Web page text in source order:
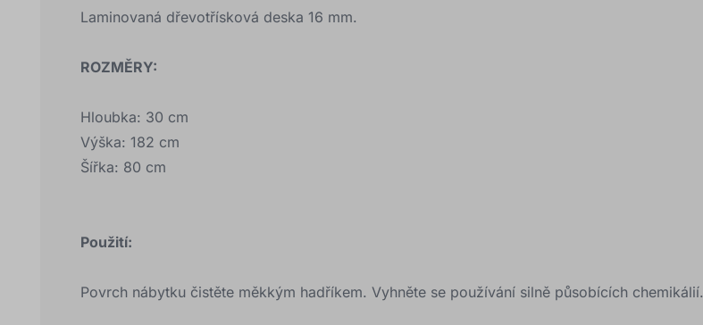
Laminovaná dřevotřísková deska 16 mm.
ROZMĚRY:
Hloubka: 30 cm
Výška: 182 cm
Šířka: 80 cm
Použití:
Povrch nábytku čistěte měkkým hadříkem. Vyhněte se používání silně působících chemikálií.